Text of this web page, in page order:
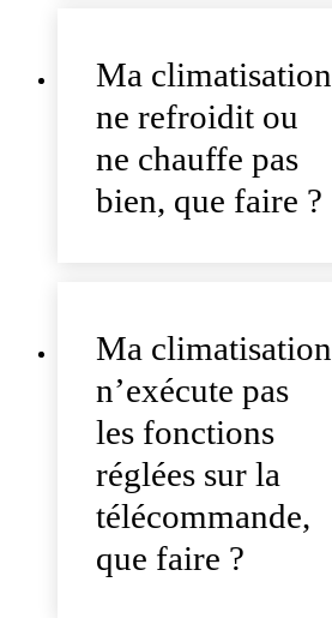
Ma climatisation
ne refroidit ou
ne chauffe pas
bien, que faire ?
Ma climatisation
n’exécute pas
les fonctions
réglées sur la
télécommande,
que faire ?